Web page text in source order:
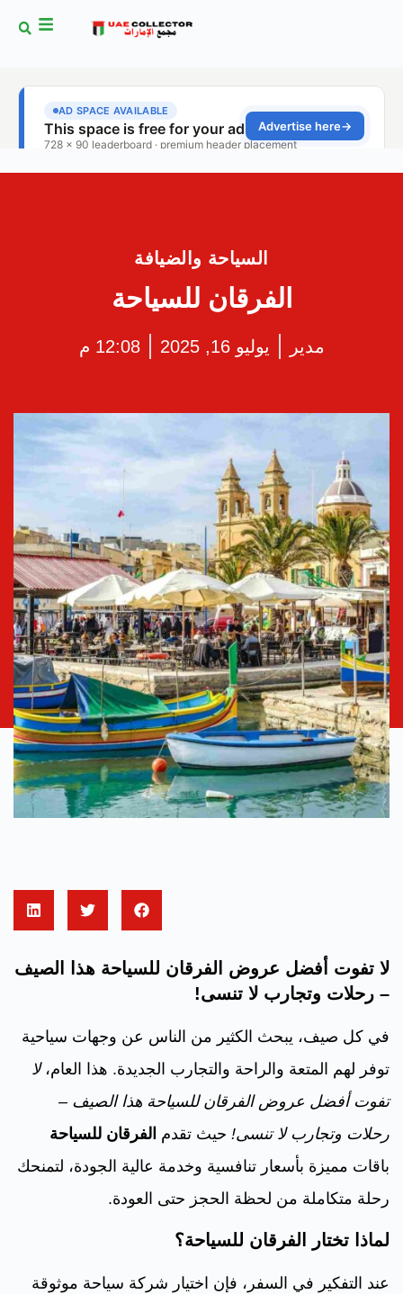
السياحة والضيافة
الفرقان للسياحة
مدير يوليو 16, 2025 12:08 م
لا تفوت أفضل عروض الفرقان للسياحة هذا الصيف
– رحلات وتجارب لا تنسى!
في كل صيف، يبحث الكثير من الناس عن وجهات سياحية
توفر لهم المتعة والراحة والتجارب الجديدة. هذا العام،لا
تفوت أفضل عروض الفرقان للسياحة هذا الصيف –
رحلات وتجارب لا تنسى! حيث تقدم الفرقان للسياحة
باقات مميزة بأسعار تنافسية وخدمة عالية الجودة، لتمنحك
رحلة متكاملة من لحظة الحجز حتى العودة.
لماذا تختار الفرقان للسياحة؟
عند التفكير في السفر، فإن اختيار شركة سياحة موثوقة